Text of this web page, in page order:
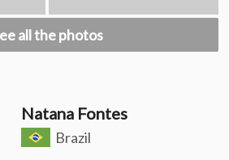
all the photos
Natana Fontes
Brazil